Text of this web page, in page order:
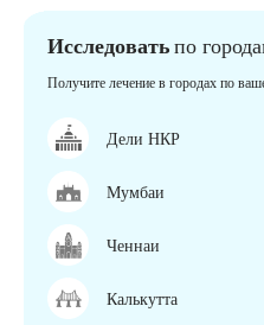
Исследоватьпо
Получите лечение в городах по
Дели НКР
Мумбаи
Ченнаи
Калькутта